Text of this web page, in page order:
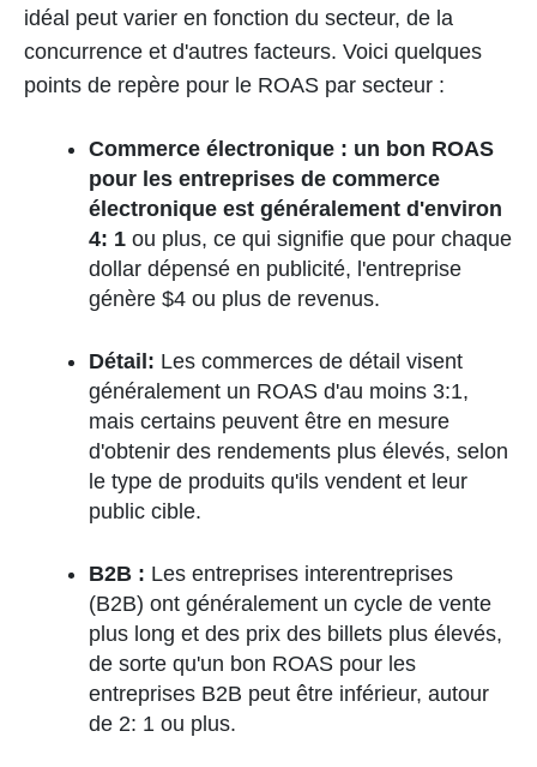
idéal peut varier en fonction du secteur, de la
concurrence et d'autres facteurs. Voici quelques
points de repère pour le ROAS par secteur :
Commerce électronique : un bon ROAS
pour les entreprises de commerce
électronique est généralement d'environ
4: 1 ou plus, ce qui signifie que pour chaque
dollar dépensé en publicité, l'entreprise
génère $4 ou plus de revenus.
Détail: Les commerces de détail visent
généralement un ROAS d'au moins 3:1,
mais certains peuvent être en mesure
d'obtenir des rendements plus élevés, selon
le type de produits qu'ils vendent et leur
public cible.
B2B : Les entreprises interentreprises
(B2B) ont généralement un cycle de vente
plus long et des prix des billets plus élevés,
de sorte qu'un bon ROAS pour les
entreprises B2B peut être inférieur, autour
de 2: 1 ou plus.